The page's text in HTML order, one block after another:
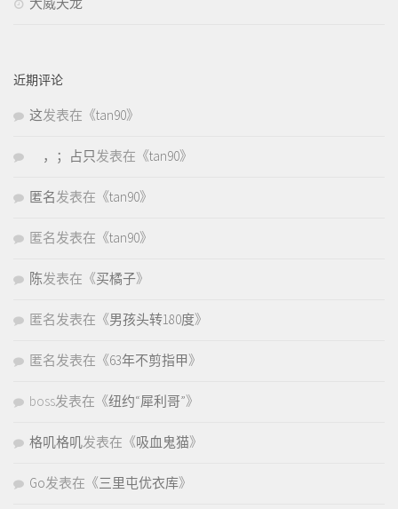
大威天龙
近期评论
这发表在《tan90》
，；占只发表在《tan90》
匿名发表在《tan90》
匿名发表在《tan90》
陈发表在《买橘子》
匿名发表在《男孩头转180度》
匿名发表在《63年不剪指甲》
boss发表在《纽约“犀利哥”》
格叽格叽发表在《吸血鬼猫》
Go发表在《三里屯优衣库》